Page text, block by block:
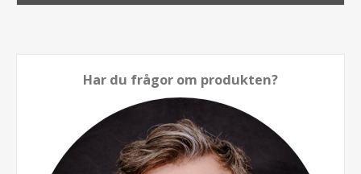
Har du frågor om produkten?